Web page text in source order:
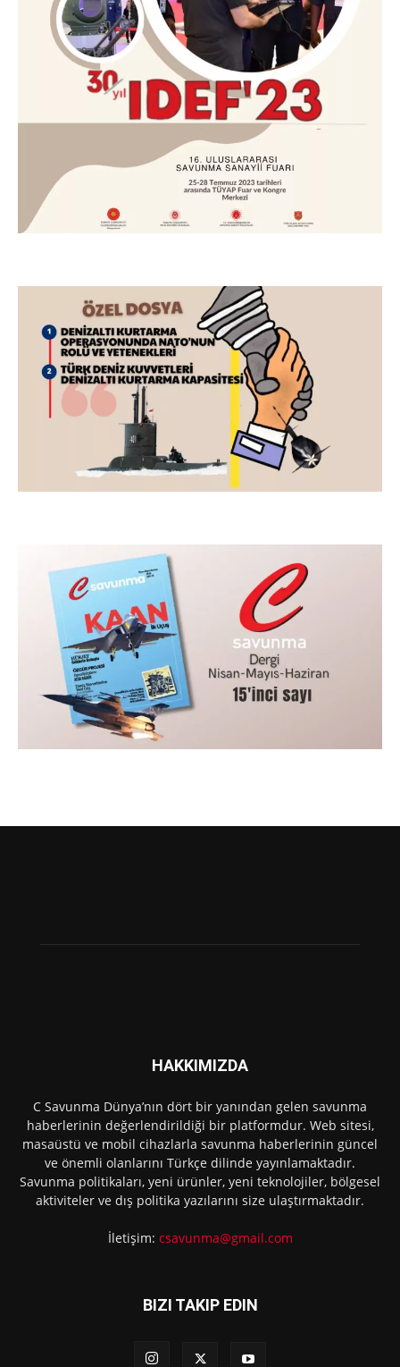
HAKKIMIZDA
C Savunma Dünya’nın dört bir yanından gelen savunma
haberlerinin değerlendirildiği bir platformdur. Web sitesi,
masaüstü ve mobil cihazlarla savunma haberlerinin güncel
ve önemli olanlarını Türkçe dilinde yayınlamaktadır.
Savunma politikaları, yeni ürünler, yeni teknolojiler, bölgesel
aktiviteler ve dış politika yazılarını size ulaştırmaktadır.
İletişim: csavunma@gmail.com
BIZI TAKIP EDIN